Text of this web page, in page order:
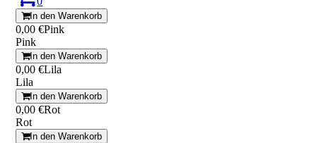
In den Warenkorb
0,00 €Pink
Pink
In den Warenkorb
0,00 €Lila
Lila
In den Warenkorb
0,00 €Rot
Rot
In den Warenkorb